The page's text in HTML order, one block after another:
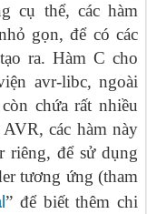
cụ thể, các hàm
gọn, để có các
ra. Hàm C cho
avr-libc, ngoài
chứa rất nhiều
các hàm này
riêng, để sử dụng
tương ứng (tham
” để biết thêm chi